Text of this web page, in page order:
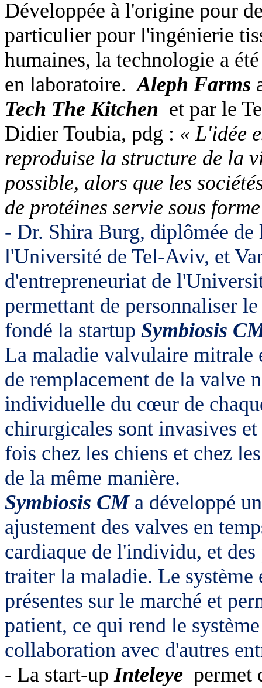
Développée à l'origine pour
particulier pour l'ingénierie
humaines, la technologie a
en laboratoire.Aleph Farms
Tech The Kitchen et par le
Didier Toubia, pdg : « L'idée
reproduise la structure de la
possible, alors que les
de protéines servie sous
- Dr. Shira Burg, diplômée de
l'Université de Tel-Aviv, et
d'entrepreneuriat de
permettant de personnaliser
fondé la startup Symbiosis
La maladie valvulaire mitrale
de remplacement de la valve
individuelle du cœur de
chirurgicales sont invasives
fois chez les chiens et chez
de la même manière.
Symbiosis CMa développé
ajustement des valves en
cardiaque de l'individu, et
traiter la maladie. Le système
présentes sur le marché et
patient, ce qui rend le
collaboration avec d'autres
- La start-up Inteleye permet